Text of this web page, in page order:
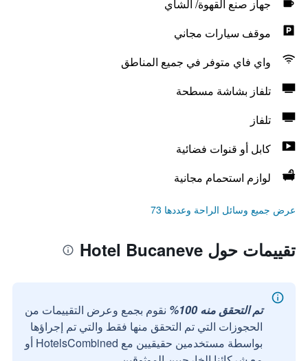
جهاز صنع القهوة/ الشاي
موقف سيارات مجاني
واي فاي متوفر في جميع المناطق
تلفاز بشاشة مسطحة
تلفاز
كابل أو قنوات فضائية
لوازم استحمام مجانية
عرض جميع وسائل الراحة وعددها 73
تقييمات حول Hotel Bucaneve
تم التحقق منه 100%
نقوم بجمع وعرض التقييمات من
الحجوزات التي تم التحقق منها فقط والتي تم إجراؤها
بواسطة مستخدمين حقيقيين مع HotelsCombined أو